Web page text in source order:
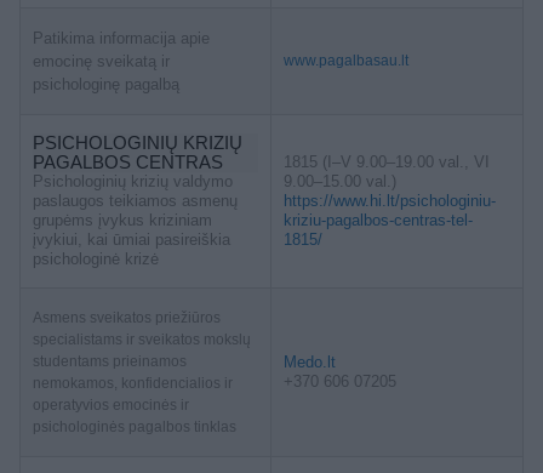
Patikima informacija apie
emocinę sveikatą ir
psichologinę pagalbą
www.pagalbasau.lt
PSICHOLOGINIŲ KRIZIŲ
PAGALBOS CENTRAS
Psichologinių krizių valdymo
paslaugos teikiamos asmenų
grupėms įvykus kriziniam
įvykiui, kai ūmiai pasireiškia
psichologinė krizė
1815 (I–V 9.00–19.00 val., VI
9.00–15.00 val.)
https://www.hi.lt/psichologiniu-
kriziu-pagalbos-centras-tel-
1815/
Asmens sveikatos priežiūros
specialistams ir sveikatos mokslų
studentams prieinamos
nemokamos, konfidencialios ir
operatyvios emocinės ir
psichologinės pagalbos tinklas
Medo.lt
+370 606 07205